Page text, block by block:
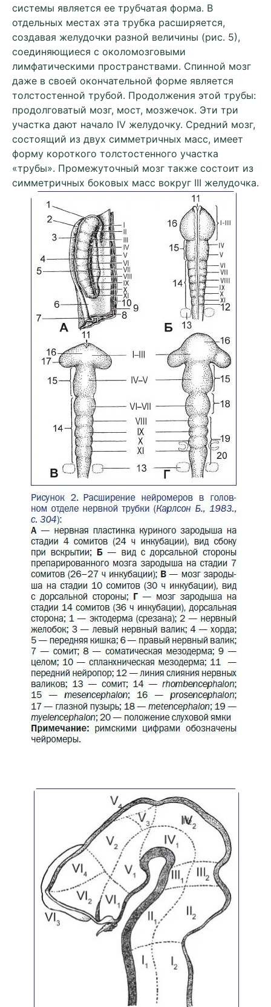
системы является ее трубчатая форма. В
отдельных местах эта трубка расширяется,
создавая желудочки разной величины (рис. 5),
соединяющиеся с околомозговыми
лимфатическими пространствами. Спинной мозг
даже в своей окончательной форме является
толстостенной трубой. Продолжения этой трубы:
продолговатый мозг, мост, мозжечок. Эти три
участка дают начало IV желудочку. Средний мозг,
состоящий из двух симметричных масс, имеет
форму короткого толстостенного участка
«трубы». Промежуточный мозг также состоит из
симметричных боковых масс вокруг III желудочка.